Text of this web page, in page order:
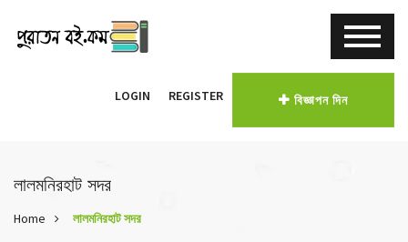
LOGIN REGISTER বিজ্ঞাপন দিন
লালমনিরহাট সদর
Home লালমনিরহাট সদর